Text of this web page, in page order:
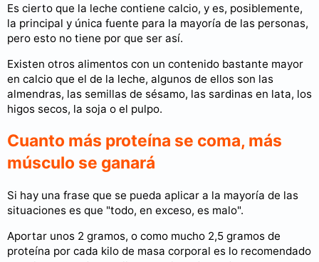
Es cierto que la leche contiene calcio, y es, posiblemente,
la principal y única fuente para la mayoría de las personas,
pero esto no tiene por que ser así.
Existen otros alimentos con un contenido bastante mayor
en calcio que el de la leche, algunos de ellos son las
almendras, las semillas de sésamo, las sardinas en lata, los
higos secos, la soja o el pulpo.
Cuanto más proteína se coma, más
músculo se ganará
Si hay una frase que se pueda aplicar a la mayoría de las
situaciones es que "todo, en exceso, es malo".
Aportar unos 2 gramos, o como mucho 2,5 gramos de
proteína por cada kilo de masa corporal es lo recomendado